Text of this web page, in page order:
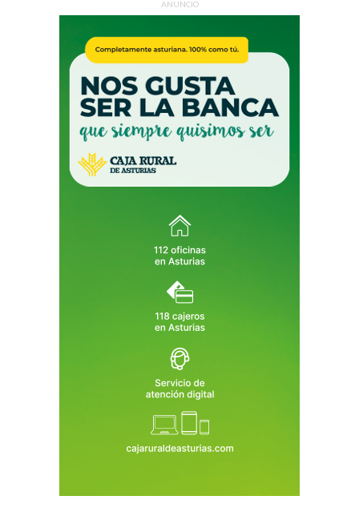
ANUNCIO